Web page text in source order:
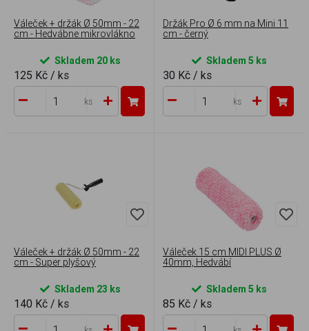
Váleček + držák Ø 50mm - 22
cm - Hedvábne mikrovlákno
Skladem 20 ks
125 Kč / ks
ks
Držák Pro Ø 6 mm na Mini 11
cm - černý
Skladem 5 ks
30 Kč / ks
ks
Váleček + držák Ø 50mm - 22
cm - Super plyšový
Skladem 23 ks
140 Kč / ks
Váleček 15 cm MIDI PLUS Ø
40mm, Hedvábí
Skladem 5 ks
85 Kč / ks